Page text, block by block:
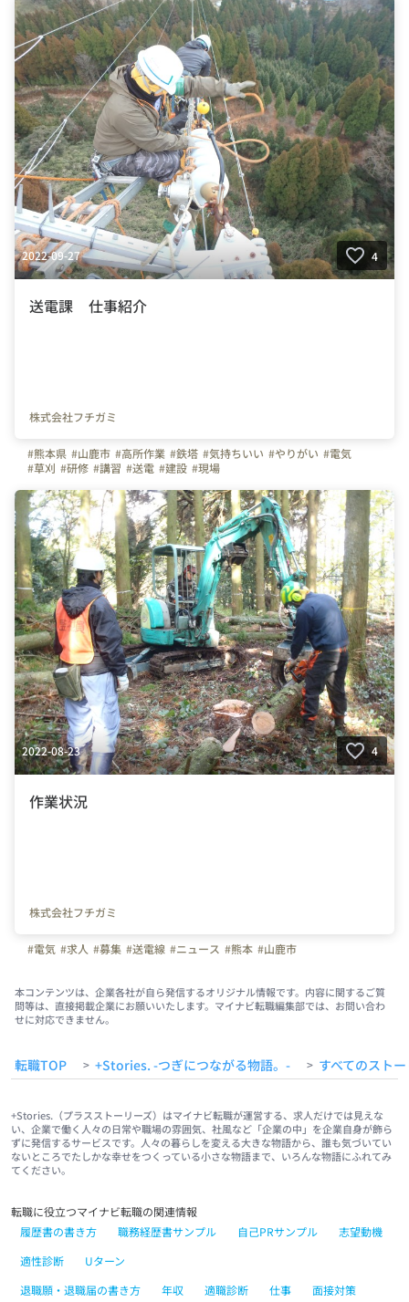
2022-09-27 4
送電課 仕事紹介
株式会社フチガミ
#熊本県 #山鹿市 #高所作業 #鉄塔 #気持ちいい #やりがい #電気
#草刈 #研修 #講習 #送電 #建設 #現場
2022-08-23 4
作業状況
株式会社フチガミ
#電気 #求人 #募集 #送電線 #ニュース #熊本 #山鹿市
本コンテンツは、企業各社が自ら発信するオリジナル情報です。内容に関するご質
問等は、直接掲載企業にお願いいたします。マイナビ転職編集部では、お問い合わ
せに対応できません。
転職TOP > +Stories. -つぎにつながる物語。- > すべてのスト
+Stories.（プラスストーリーズ）はマイナビ転職が運営する、求人だけでは見えな
い、企業で働く人々の日常や職場の雰囲気、社風など「企業の中」を企業自身が飾ら
ずに発信するサービスです。人々の暮らしを変える大きな物語から、誰も気づいてい
ないところでたしかな幸せをつくっている小さな物語まで、いろんな物語にふれてみ
てください。
転職に役立つマイナビ転職の関連情報
履歴書の書き方
職務経歴書サンプル 自己PRサンプル
志望動機
適性診断
Uターン
退職願・退職届の書き方
年収 適職診断 仕事 面接対策